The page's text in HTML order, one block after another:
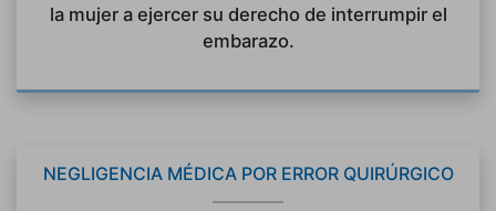
la mujer a ejercer su derecho de interrumpir el
embarazo.
NEGLIGENCIA MÉDICA POR ERROR QUIRÚRGICO